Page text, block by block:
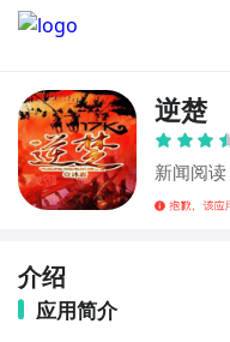
逆楚
新闻阅读
介绍
应用简介